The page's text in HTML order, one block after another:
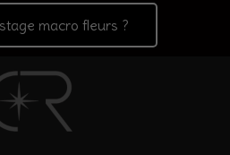
macro fleurs ?